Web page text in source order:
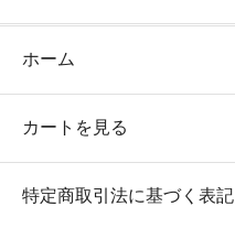
ホーム
カートを見る
特定商取引法に基づく表記